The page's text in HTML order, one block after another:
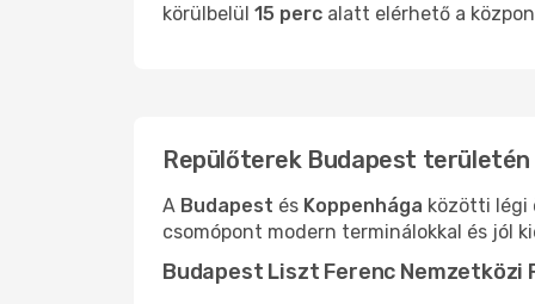
körülbelül 15 perc alatt elérhető a
Repülőterek Budapest területén
A Budapest és Koppenhága közötti légi
csomópont modern terminálokkal és jól
Budapest Liszt Ferenc Nemzetközi